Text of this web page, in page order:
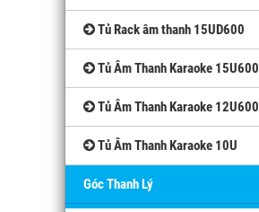
Tủ Rack âm thanh 15UD600
Tủ Âm Thanh Karaoke 15U600
Tủ Âm Thanh Karaoke 12U600
Tủ Âm Thanh Karaoke 10U
Góc Thanh Lý